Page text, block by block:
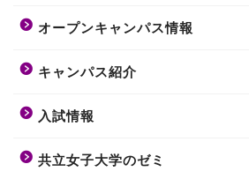
オープンキャンパス情報
キャンパス紹介
入試情報
共立女子大学のゼミ